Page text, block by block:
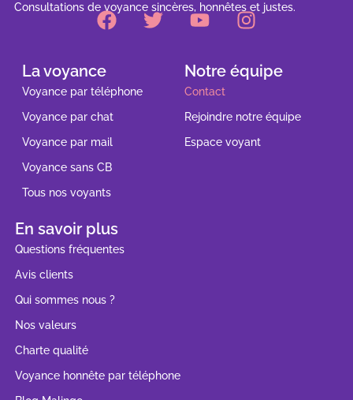
Consultations de voyance sincères, honnêtes et justes.
La voyance
Voyance par téléphone
Voyance par chat
Voyance par mail
Voyance sans CB
Tous nos voyants
Notre équipe
Contact
Rejoindre notre équipe
Espace voyant
En savoir plus
Questions fréquentes
Avis clients
Qui sommes nous ?
Nos valeurs
Charte qualité
Voyance honnête par téléphone